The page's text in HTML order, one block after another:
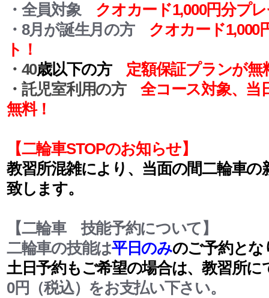
・全員対象 クオカード1,000円分プ
・8月が誕生月の方 クオカード1,000
ト！
・40歳以下の方 定額保証プランが無
・託児室利用の方全コース対象、当
無料！
【二輪車STOPのお知らせ】
教習所混雑により、当面の間二輪車の
致します。
【二輪車 技能予約について】
二輪車の技能は平日のみのご予約とな
土日予約もご希望の場合は、教習所に
0円（税込）をお支払い下さい。